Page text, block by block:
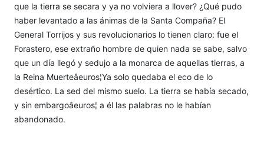
que la tierra se secara y ya no volviera a llover? ¿Qué pudo
haber levantado a las ánimas de la Santa Compaña? El
General Torrijos y sus revolucionarios lo tienen claro: fue el
Forastero, ese extraño hombre de quien nada se sabe, salvo
que un día llegó y sedujo a la monarca de aquellas tierras, a
la Reina Muerteâeuros¦Ya solo quedaba el eco de lo
desértico. La sed del mismo suelo. La tierra se había secado,
y sin embargoâeuros¦ a él las palabras no le habían
abandonado.